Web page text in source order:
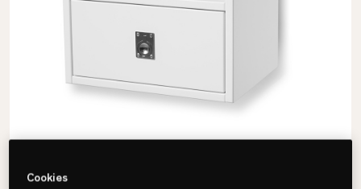
Cookies